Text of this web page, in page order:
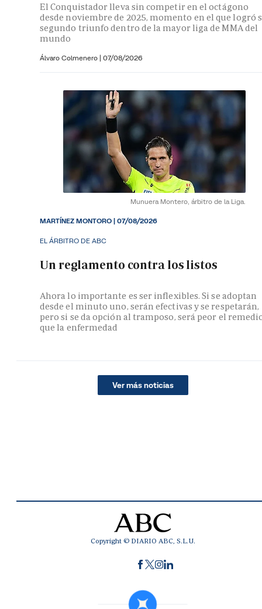
El Conquistador lleva sin competir en el octágono
desde noviembre de 2025, momento en el que logró
segundo triunfo dentro de la mayor liga de MMA del
mundo
Álvaro Colmenero | 07/08/2026
Munuera Montero, árbitro de la Liga.
EL ÁRBITRO DE ABC
Un reglamento contra los listos
Ahora lo importante es ser inflexibles. Si se adoptan
desde el minuto uno, serán efectivas y se respetarán,
pero si se da opción al tramposo, será peor el
que la enfermedad
MARTÍNEZ MONTORO|07/08/2026
Ver más noticias
Copyright © DIARIO ABC, S.L.U.